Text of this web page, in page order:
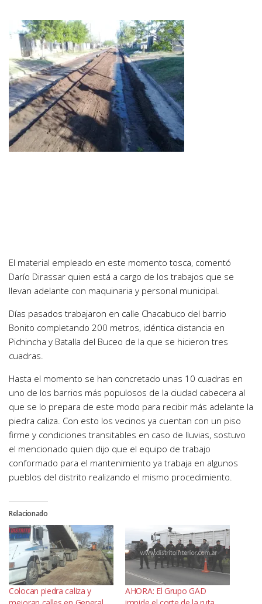
El material empleado en este momento tosca, comentó
Darío Dirassar quien está a cargo de los trabajos que se
llevan adelante con maquinaria y personal municipal.
Días pasados trabajaron en calle Chacabuco del barrio
Bonito completando 200 metros, idéntica distancia en
Pichincha y Batalla del Buceo de la que se hicieron tres
cuadras.
Hasta el momento se han concretado unas 10 cuadras en
uno de los barrios más populosos de la ciudad cabecera al
que se lo prepara de este modo para recibir más adelante la
piedra caliza. Con esto los vecinos ya cuentan con un piso
firme y condiciones transitables en caso de lluvias, sostuvo
el mencionado quien dijo que el equipo de trabajo
conformado para el mantenimiento ya trabaja en algunos
pueblos del distrito realizando el mismo procedimiento.
Relacionado
Colocan piedra caliza y
AHORA: El Grupo GAD